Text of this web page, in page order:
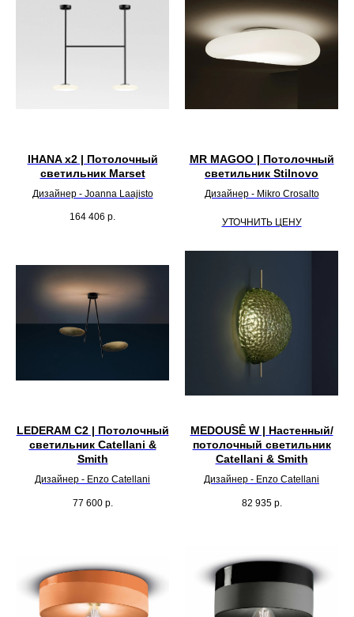
IHANA x2 | Потолочный
светильник Marset
Дизайнер - Joanna Laajisto
164 406 р.
MR MAGOO | Потолочный
светильник Stilnovo
Дизайнер - Mikro Crosalto
УТОЧНИТЬ ЦЕНУ
LEDERAM C2 | Потолочный
светильник Catellani &
Smith
Дизайнер - Enzo Catellani
77 600 р.
MEDOUSÊ W | Настенный/
потолочный светильник
Catellani & Smith
Дизайнер - Enzo Catellani
82 935 р.